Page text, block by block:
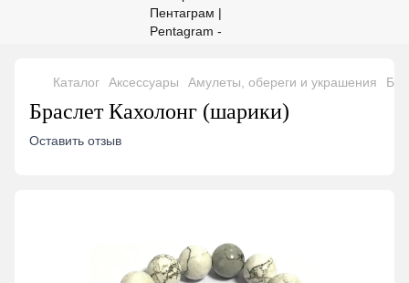
Каталог Аксессуары Амулеты, обереги и украшения
Браслет Кахолонг (шарики)
Оставить отзыв